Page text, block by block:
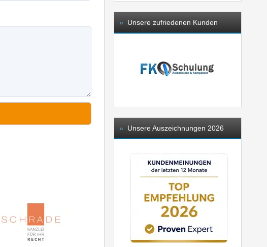
» Unsere zufriedenen Kunden
» Unsere Auszeichnungen 2026